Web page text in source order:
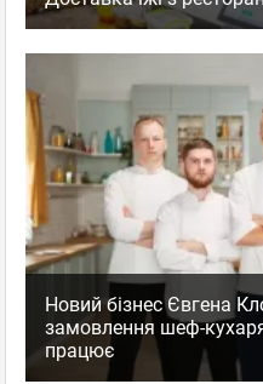
Новий бізнес Євгена
замовлення шеф-
працює